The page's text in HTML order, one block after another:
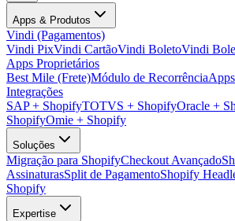
Apps & Produtos
Vindi (Pagamentos)
Vindi PixVindi CartãoVindi BoletoVindi
Apps Proprietários
Best Mile (Frete)Módulo de Recorrência
Integrações
SAP + ShopifyTOTVS + ShopifyOracle +
ShopifyOmie + Shopify
Soluções
Migração para ShopifyCheckout Avançado
AssinaturasSplit de PagamentoShopify
Shopify
Expertise